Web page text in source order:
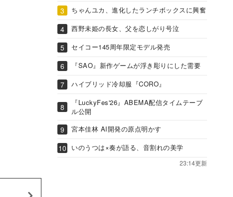
ちゃんユカ、進化したランチボックスに興奮
西野未姫の長女、父を恋しがり号泣
セイコー145周年限定モデル発売
『SAO』新作ゲームが浮き彫りにした需要
ハイブリッド冷却服『CORO』
『LuckyFes'26』ABEMA配信タイムテーブ
ル公開
宮本佳林 AI開発の原点明かす
いのうつは×奏が語る、音割れの美学
23:14更新